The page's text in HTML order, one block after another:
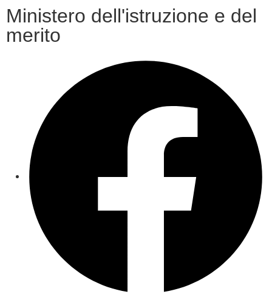
Ministero dell'istruzione e del
merito